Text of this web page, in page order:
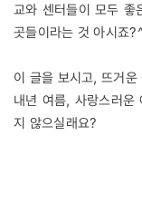
교와 센터들이 모두 좋
곳들이라는 것 아시죠
이 글을 보시고, 뜨거
내년 여름, 사랑스러운
지 않으실래요?